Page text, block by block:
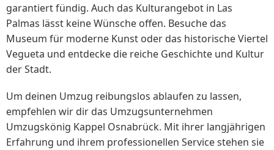
garantiert fündig. Auch das Kulturangebot in Las
Palmas lässt keine Wünsche offen. Besuche das
Museum für moderne Kunst oder das historische Viertel
Vegueta und entdecke die reiche Geschichte und Kultur
der Stadt.
Um deinen Umzug reibungslos ablaufen zu lassen,
empfehlen wir dir das Umzugsunternehmen
Umzugskönig Kappel Osnabrück. Mit ihrer langjährigen
Erfahrung und ihrem professionellen Service stehen sie